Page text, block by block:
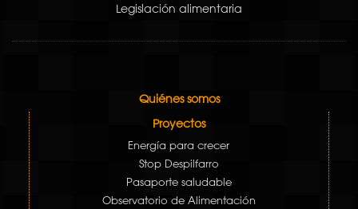
Legislación alimentaria
Quiénes somos
Proyectos
Energía para crecer
Stop Despilfarro
Pasaporte saludable
Observatorio de Alimentación